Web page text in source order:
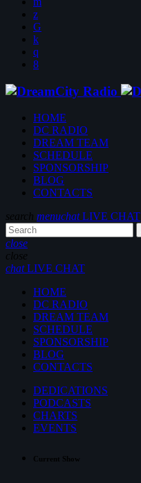
HOME
DC RADIO
DREAM TEAM
SCHEDULE
SPONSORSHIP
BLOG
CONTACTS
search menuchatLIVE CHAT
close
close
chatLIVE CHAT
HOME
DC RADIO
DREAM TEAM
SCHEDULE
SPONSORSHIP
BLOG
CONTACTS
DEDICATIONS
PODCASTS
CHARTS
EVENTS
Current Show